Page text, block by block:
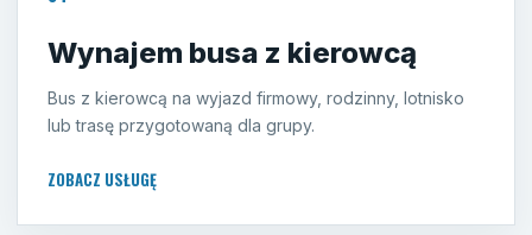
Wynajem busa z kierowcą
Bus z kierowcą na wyjazd firmowy, rodzinny, lotnisko
lub trasę przygotowaną dla grupy.
ZOBACZ USŁUGĘ